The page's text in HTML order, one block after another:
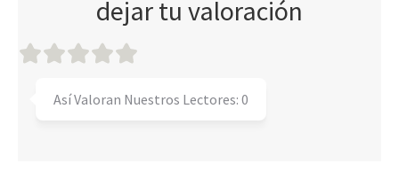
dejar tu valoración
Así Valoran Nuestros Lectores: 0